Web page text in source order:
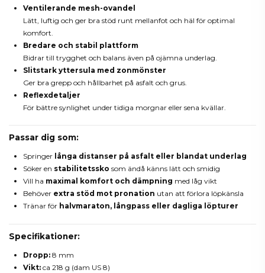
Ventilerande mesh-ovandel
Lätt, luftig och ger bra stöd runt mellanfot och häl för optimal
komfort.
Bredare och stabil plattform
Bidrar till trygghet och balans även på ojämna underlag.
Slitstark yttersula med zonmönster
Ger bra grepp och hållbarhet på asfalt och grus.
Reflexdetaljer
För bättre synlighet under tidiga morgnar eller sena kvällar.
Passar dig som:
Springer långa distanser på asfalt eller blandat underlag
Söker en stabilitetssko som ändå känns lätt och smidig
Vill ha maximal komfort och dämpning med låg vikt
Behöver extra stöd mot pronation utan att förlora löpkänsla
Tränar för halvmaraton, långpass eller dagliga löpturer
Specifikationer:
Dropp: 8 mm
Vikt: ca 218 g (dam US 8)